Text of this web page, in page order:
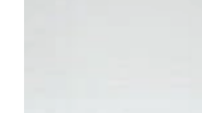
日本の誇る天才レフティ・中村俊
高校3年時に臨んだアジアユース
日本がベスト8進出を果たした
日韓W杯落選後に移籍したレッジ
「日本の食材もなんでも手に入る
2009年のスペインデビュー戦、
2010年、31歳でJリーグ復帰。横
2017年には磐田へ。故障予防で足
2019年、横浜FCに加入。自身初